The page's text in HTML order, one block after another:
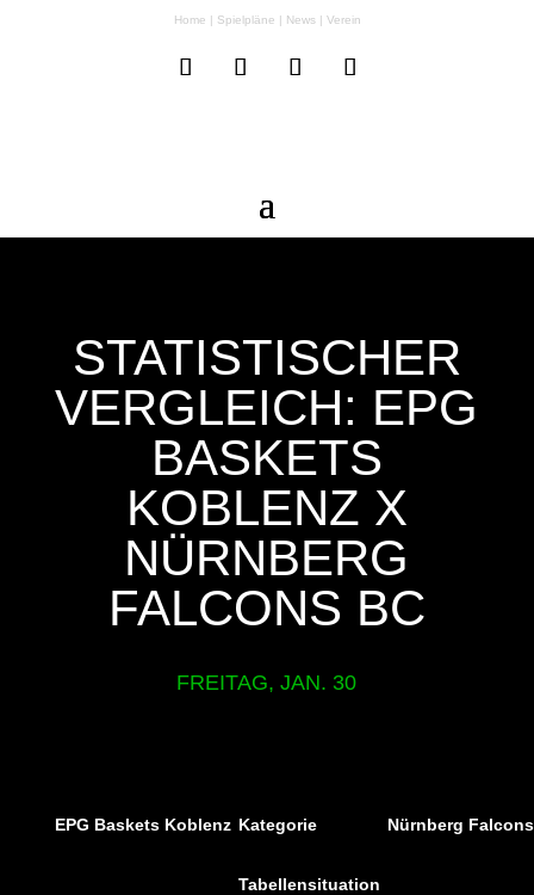
Home | Spielpläne | News| Verein
STATISTISCHER
VERGLEICH: EPG
BASKETS
KOBLENZ X
NÜRNBERG
FALCONS BC
FREITAG, JAN. 30
EPG Baskets Koblenz Kategorie Nürnberg
Tabellensituation